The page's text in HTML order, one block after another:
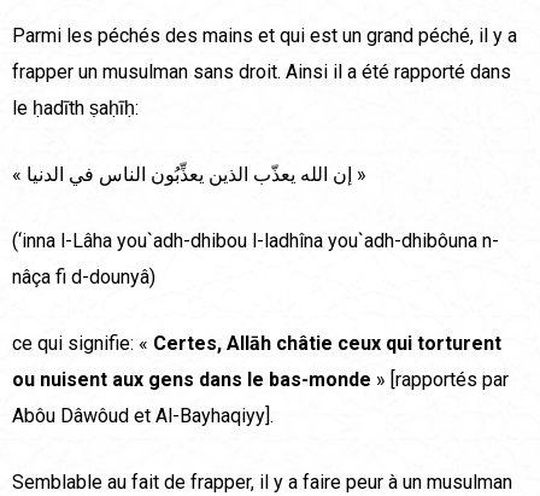
Parmi les péchés des mains et qui est un grand péché, il y a
frapper un musulman sans droit. Ainsi il a été rapporté dans
le ḥadīth ṣaḥīḥ:
« إن الله يعذّب الذين يعذِّبُون الناس في الدنيا »
(‘inna l-Lâha you`adh-dhibou l-ladhîna you`adh-dhibôuna n-
nâça fi d-dounyâ)
ce qui signifie: « Certes, Allāh châtie ceux qui torturent
ou nuisent aux gens dans le bas-monde » [rapportés par
Abôu Dâwôud et Al-Bayhaqiyy].
Semblable au fait de frapper, il y a faire peur à un musulman